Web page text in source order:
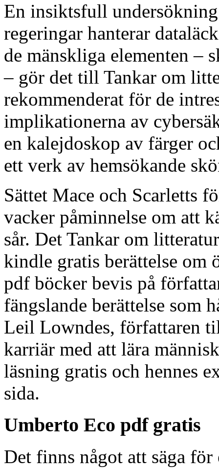
En insiktsfull
regeringar hanterar
de mänskliga elementen –
– gör det till Tankar om
rekommenderat för de
implikationerna av
en kalejdoskop av färger
ett verk av hemsökande
Sättet Mace och Scarletts
vacker påminnelse om att
sår. Det Tankar om
kindle gratis berättelse om
pdf böcker bevis på
fängslande berättelse som
Leil Lowndes, författaren
karriär med att lära
läsning gratis och hennes
sida.
Umberto Eco pdf gratis
Det finns något att säga